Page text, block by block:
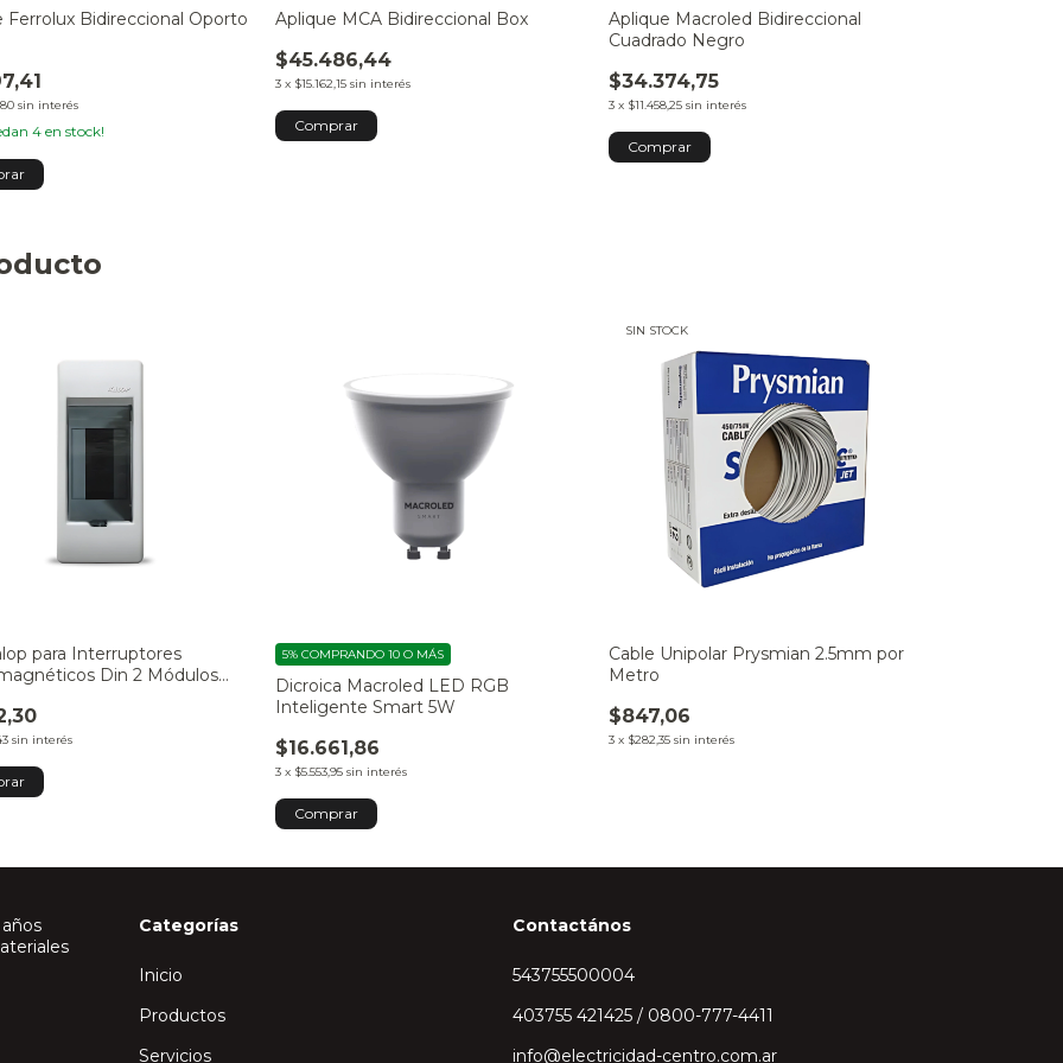
Ferrolux Bidireccional Oporto
sin interés
4 en stock!
Aplique MCA Bidireccional Box
$45.486,44
3 x $15.162,15 sin interés
Aplique Macroled Bidireccional
Cuadrado Negro
$34.374,75
3 x $11.458,25 sin interés
para Interruptores
Din 2 Módulos
sin interés
Dicroica Macroled LED RGB
Inteligente Smart 5W
$16.661,86
3 x $5.553,95 sin interés
5% COMPRANDO 10 O MÁS
SIN STOCK
Cable Unipolar Prysmian 2.5mm por
Metro
$847,06
3 x $282,35 sin interés
Categorías
Inicio
Productos
Servicios
Contactános
543755500004
403755 421425 / 0800-777-4411
info@electricidad-centro.com.ar